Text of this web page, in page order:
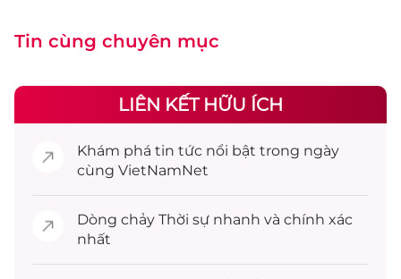
Tin cùng chuyên mục
LIÊN KẾT HỮU ÍCH
Khám phá tin tức nổi bật trong ngày
cùng VietNamNet
Dòng chảy Thời sự nhanh và chính xác
nhất